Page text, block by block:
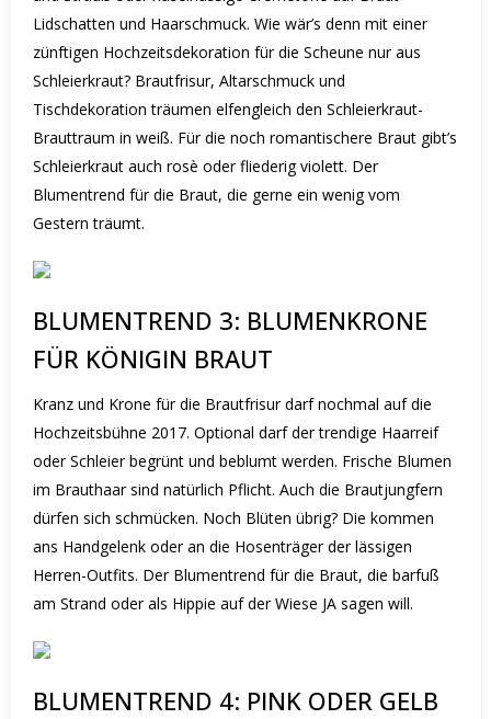
Lidschatten und Haarschmuck. Wie wär’s denn mit einer
zünftigen Hochzeitsdekoration für die Scheune nur aus
Schleierkraut? Brautfrisur, Altarschmuck und
Tischdekoration träumen elfengleich den Schleierkraut-
Brauttraum in weiß. Für die noch romantischere Braut gibt’s
Schleierkraut auch rosè oder fliederig violett. Der
Blumentrend für die Braut, die gerne ein wenig vom
Gestern träumt.
BLUMENTREND 3: BLUMENKRONE
FÜR KÖNIGIN BRAUT
Kranz und Krone für die Brautfrisur darf nochmal auf die
Hochzeitsbühne 2017. Optional darf der trendige Haarreif
oder Schleier begrünt und beblumt werden. Frische Blumen
im Brauthaar sind natürlich Pflicht. Auch die Brautjungfern
dürfen sich schmücken. Noch Blüten übrig? Die kommen
ans Handgelenk oder an die Hosenträger der lässigen
Herren-Outfits. Der Blumentrend für die Braut, die barfuß
am Strand oder als Hippie auf der Wiese JA sagen will.
BLUMENTREND 4: PINK ODER GELB